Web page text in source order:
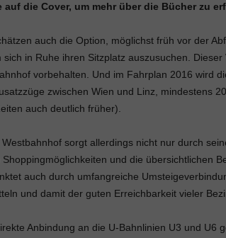
auf die Cover, um mehr über die Bücher zu
auch die Option, möglichst früh vor der
sich in Ruhe ihren Sitzplatz auszusuchen.
vorbehalten. Und im Fahrplan 2016 wird
zwischen Wien und Linz, mindestens
auch deutlich früher).
sorgt allerdings nicht nur durch
Shoppingmöglichkeiten und die übersichtlichen
auch durch umfangreiche
und damit der guten Erreichbarkeit vieler
Anbindung an die U-Bahnlinien U3 und U6